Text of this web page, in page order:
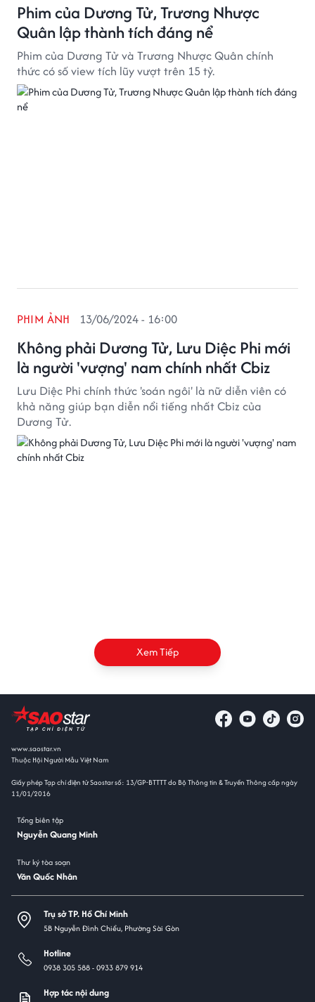
Phim của Dương Tử, Trương Nhược
Quân lập thành tích đáng nể
Phim của Dương Tử và Trương Nhược Quân chính
thức có số view tích lũy vượt trên 15 tỷ.
Không phải Dương Tử, Lưu Diệc Phi mới
là người 'vượng' nam chính nhất Cbiz
PHIM ẢNH 13/06/2024 - 16:00
Lưu Diệc Phi chính thức 'soán ngôi' là nữ diễn viên có
khả năng giúp bạn diễn nổi tiếng nhất Cbiz của
Dương Tử.
Xem Tiếp
www.saostar.vn
Thuộc Hội Người Mẫu Việt Nam
Giấy phép Tạp chí điện tử Saostar số: 13/GP-BTTTT do Bộ Thông tin & Truyền Thông cấp ngày
11/01/2016
Tổng biên tập
Nguyễn Quang Minh
Thư ký tòa soạn
Văn Quốc Nhân
Trụ sở TP. Hồ Chí Minh
5B Nguyễn Đình Chiểu, Phường Sài Gòn
Hotline
0938 305 588 -0933 879 914
Hợp tác nội dung